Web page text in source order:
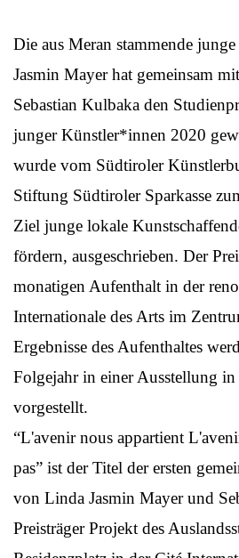
Die aus Meran stammende
Jasmin Mayer hat gemeinsam
Sebastian Kulbaka den
junger Künstler*innen 2020
wurde vom Südtiroler
Stiftung Südtiroler Sparkasse
Ziel junge lokale
fördern, ausgeschrieben. Der
monatigen Aufenthalt in der
Internationale des Arts im
Ergebnisse des Aufenthaltes
Folgejahr in einer Ausstellung in
vorgestellt.
“L'avenir nous appartient
pas” ist der Titel der ersten
von Linda Jasmin Mayer und
Preisträger Projekt des